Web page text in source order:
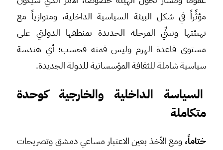
مؤثِّراً في شكل البيئة السياسية الداخلية، ومتوازياً مع
تهيئتها وتبنِّي المرحلة الجديدة بمنطقها الدولتي على
مستوى قاعدة الهرم وليس قمته فحسب؛ أي هندسة
سياسية شاملة للثقافة المؤسساتية للدولة الجديدة.
السياسة الداخلية والخارجية كوحدة
متكاملة
ختاماً، ومع الأخذ بعين الاعتبار مساعي دمشق وتصريحات